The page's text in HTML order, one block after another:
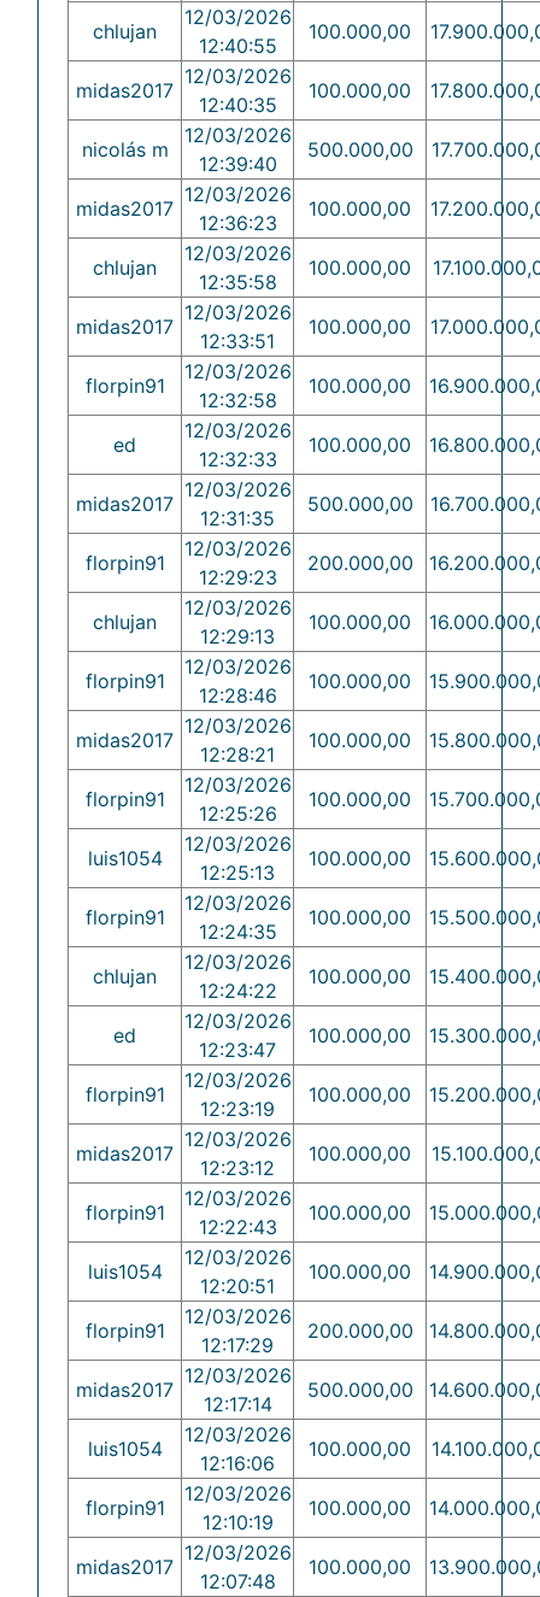
chlujan
12/03/2026
12:40:55
100.000,00
midas2017
12/03/2026
12:40:35
100.000,00
nicolás m
12/03/2026
12:39:40
500.000,00
midas2017
12/03/2026
12:36:23
100.000,00
chlujan
12/03/2026
12:35:58
100.000,00
midas2017
12/03/2026
12:33:51
100.000,00
florpin91
12/03/2026
12:32:58
100.000,00
ed
12/03/2026
12:32:33
100.000,00
midas2017
12/03/2026
12:31:35
500.000,00
florpin91
12/03/2026
12:29:23
200.000,00
chlujan
12/03/2026
12:29:13
100.000,00
florpin91
12/03/2026
12:28:46
100.000,00
midas2017
12/03/2026
12:28:21
100.000,00
florpin91
12/03/2026
12:25:26
100.000,00
luis1054
12/03/2026
12:25:13
100.000,00
florpin91
12/03/2026
12:24:35
100.000,00
chlujan
12/03/2026
12:24:22
100.000,00
ed
12/03/2026
12:23:47
100.000,00
florpin91
12/03/2026
12:23:19
100.000,00
midas2017
12/03/2026
12:23:12
100.000,00
florpin91
12/03/2026
12:22:43
100.000,00
luis1054
12/03/2026
12:20:51
100.000,00
florpin91
12/03/2026
12:17:29
200.000,00
midas2017
12/03/2026
12:17:14
500.000,00
luis1054
12/03/2026
12:16:06
100.000,00
florpin91
12/03/2026
12:10:19
100.000,00
midas2017
12/03/2026
12:07:48
100.000,00